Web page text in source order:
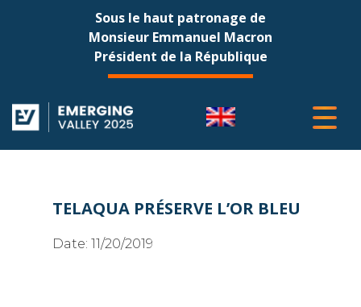
Sous le haut patronage de
Monsieur Emmanuel Macron
Président de la République
TELAQUA PRÉSERVE L’OR BLEU
Date: 11/20/2019